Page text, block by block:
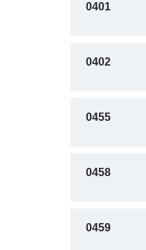
0401
0402
0455
0458
0459